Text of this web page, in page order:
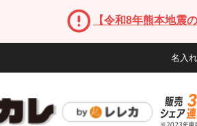
【令和8年熊本地震
名入